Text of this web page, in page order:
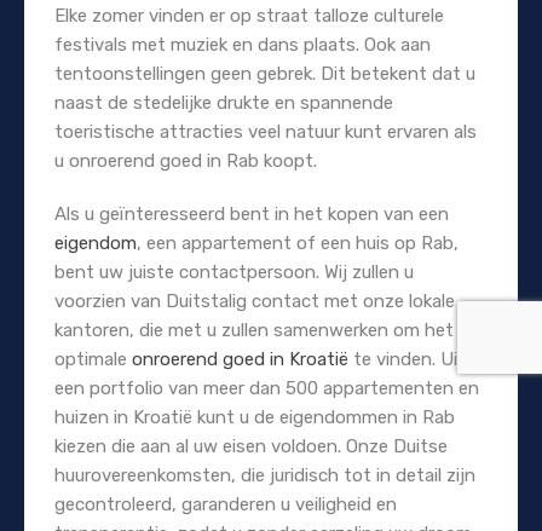
Elke zomer vinden er op straat talloze culturele
festivals met muziek en dans plaats. Ook aan
tentoonstellingen geen gebrek. Dit betekent dat u
naast de stedelijke drukte en spannende
toeristische attracties veel natuur kunt ervaren als
u onroerend goed in Rab koopt.
Als u geïnteresseerd bent in het kopen van een
eigendom, een appartement of een huis op Rab,
bent uw juiste contactpersoon. Wij zullen u
voorzien van Duitstalig contact met onze lokale
kantoren, die met u zullen samenwerken om het
optimale onroerend goed in Kroatië te vinden. Uit
een portfolio van meer dan 500 appartementen en
huizen in Kroatië kunt u de eigendommen in Rab
kiezen die aan al uw eisen voldoen. Onze Duitse
huurovereenkomsten, die juridisch tot in detail zijn
gecontroleerd, garanderen u veiligheid en